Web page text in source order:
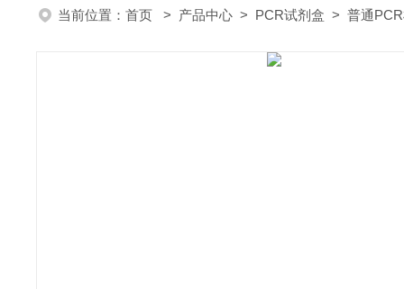
当前位置： 首页 > 产品中心 > PCR试剂盒 > 普通